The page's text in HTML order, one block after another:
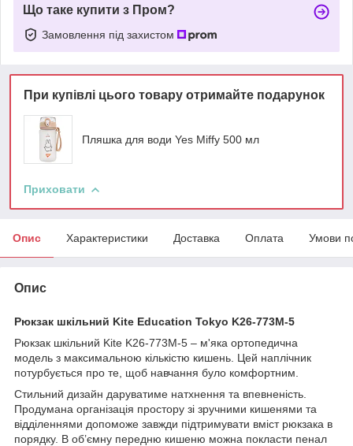
Що таке купити з Пром?
Замовлення під захистом
При купівлі цього товару отримайте подарунок
Пляшка для води Yes Miffy 500 мл
Приховати
Опис Характеристики Доставка Оплата Умови
Опис
Рюкзак шкільний Kite Education Tokyo K26-773M-5
Рюкзак шкільний Kite K26-773M-5 – м'яка ортопедична
модель з максимальною кількістю кишень. Цей наплічник
потурбується про те, щоб навчання було комфортним.
Стильний дизайн даруватиме натхнення та впевненість.
Продумана організація простору зі зручними кишенями та
відділеннями допоможе завжди підтримувати вміст рюкзака в
порядку. В об’ємну передню кишеню можна покласти пенал